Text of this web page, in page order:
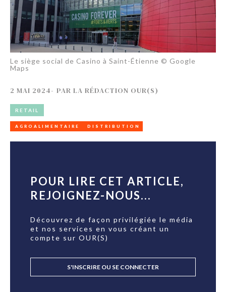
Le siège social de Casino à Saint-Étienne © Google
Maps
2 MAI 2024- PAR LA RÉDACTION OUR(S)
RETAIL
AGROALIMENTAIRE DISTRIBUTION
POUR LIRE CET ARTICLE,
REJOIGNEZ-NOUS...
Découvrez de façon privilégiée le média
et nos services en vous créant un
compte sur OUR(S)
S'INSCRIRE OU SE CONNECTER